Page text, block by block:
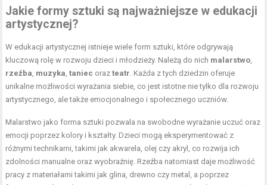
Jakie formy sztuki są najważniejsze w edukacji
artystycznej?
W edukacji artystycznej istnieje wiele form sztuki, które odgrywają
kluczową rolę w rozwoju dzieci i młodzieży. Należą do nich malarstwo
rzeźba muzyka ,taniec orazteatr . Każda z tych dziedzin oferuje
unikalne możliwości wyrażania siebie, co jest istotne nie tylko dla rozwoju
artystycznego, ale także emocjonalnego i społecznego uczniów.
Malarstwo jako forma sztuki pozwala na swobodne wyrażanie uczuć oraz
emocji poprzez kolory i kształty. Dzieci mogą eksperymentować z
różnymi technikami, takimi jak akwarela, olej czy akryl, co rozwija ich
zdolności manualne oraz wyobraźnię. Rzeźba natomiast daje możliwość
pracy z materiałami takimi jak glina, drewno czy metal, a poprzez